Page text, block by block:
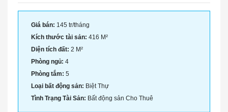
Giá bán: 145 tr/tháng
Kích thước tài sản: 416 M²
Diện tích đất: 2 M²
Phòng ngủ: 4
Phòng tắm: 5
Loại bất động sản: Biệt Thự
Tình Trạng Tài Sản: Bất động sản Cho Thuê